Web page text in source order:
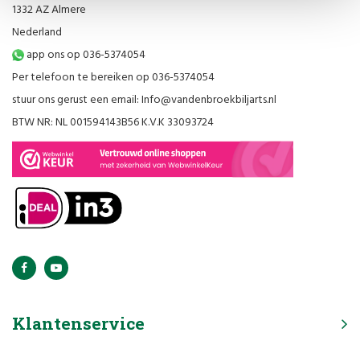
1332 AZ Almere
Nederland
app ons op 036-5374054
Per telefoon te bereiken op 036-5374054
stuur ons gerust een email:Info@vandenbroekbiljarts.nl
BTW NR: NL 001594143B56 K.V.K 33093724
Klantenservice